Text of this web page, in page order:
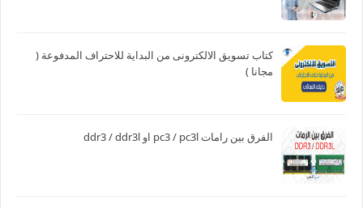
كتاب تسويق الالكترونى من البداية للاحتراف المدفوعة (
مجانا )
الفرق بين رامات pc3 / pc3l او ddr3 / ddr3l